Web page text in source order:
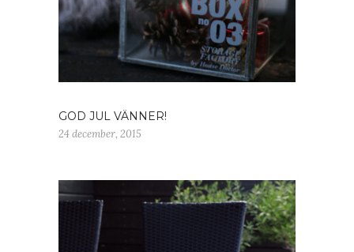
GOD JUL VÄNNER!
24 december, 2015